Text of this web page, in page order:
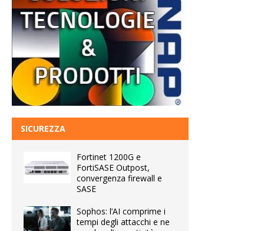
SICUREZZA
Fortinet 1200G e
FortiSASE Outpost,
convergenza firewall e
SASE
Sophos: l’AI comprime i
tempi degli attacchi e ne